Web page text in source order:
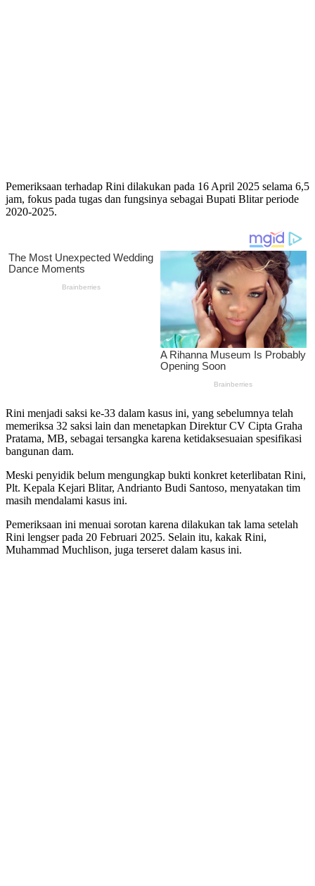
Pemeriksaan terhadap Rini dilakukan pada 16 April 2025 selama 6,5
jam, fokus pada tugas dan fungsinya sebagai Bupati Blitar periode
2020-2025.
Rini menjadi saksi ke-33 dalam kasus ini, yang sebelumnya telah
memeriksa 32 saksi lain dan menetapkan Direktur CV Cipta Graha
Pratama, MB, sebagai tersangka karena ketidaksesuaian spesifikasi
bangunan dam.
Meski penyidik belum mengungkap bukti konkret keterlibatan Rini,
Plt. Kepala Kejari Blitar, Andrianto Budi Santoso, menyatakan tim
masih mendalami kasus ini.
Pemeriksaan ini menuai sorotan karena dilakukan tak lama setelah
Rini lengser pada 20 Februari 2025. Selain itu, kakak Rini,
Muhammad Muchlison, juga terseret dalam kasus ini.